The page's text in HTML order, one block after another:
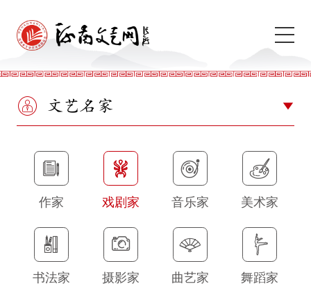
文艺名家
作家 戏剧家 音乐家 美术家
书法家 摄影家 曲艺家 舞蹈家